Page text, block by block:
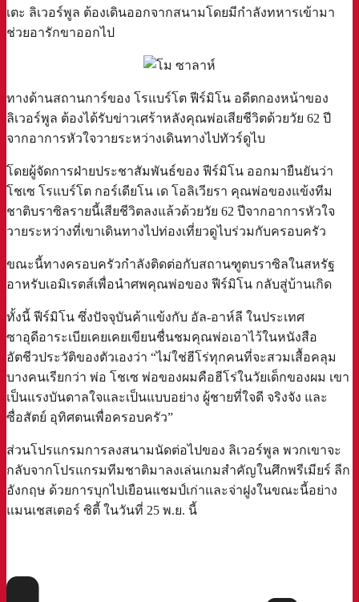
เตะ ลิเวอร์พูล ต้องเดินออกจากสนามโดยมีกำลังทหารเข้ามา
ช่วยอารักขาออกไป
ทางด้านสถานการ์ของ โรแบร์โต ฟีร์มิโน อดีตกองหน้าของ
ลิเวอร์พูล ต้องได้รับข่าวเศร้าหลังคุณพ่อเสียชีวิตด้วยวัย 62 ปี
จากอาการหัวใจวายระหว่างเดินทางไปทัวร์ดูไบ
โดยผู้จัดการฝ่ายประชาสัมพันธ์ของ ฟีร์มิโน ออกมายืนยันว่า
โชเซ โรแบร์โต กอร์เดียโน เด โอลิเวียรา คุณพ่อของแข้งทีม
ชาติบราซิลรายนี้เสียชีวิตลงแล้วด้วยวัย 62 ปีจากอาการหัวใจ
วายระหว่างที่เขาเดินทางไปท่องเที่ยวดูไบร่วมกับครอบครัว
ขณะนี้ทางครอบครัวกำลังติดต่อกับสถานฑูตบราซิลในสหรัฐ
อาหรับเอมิเรตส์เพื่อนำศพคุณพ่อของ ฟีร์มิโน กลับสู่บ้านเกิด
ทั้งนี้ ฟีร์มิโน ซึ่งปัจจุบันค้าแข้งกับ อัล-อาห์ลี ในประเทศ
ซาอุดีอาระเบียเคยเคยเขียนชื่นชมคุณพ่อเอาไว้ในหนังสือ
อัตชีวประวัติของตัวเองว่า “ไม่ใช่ฮีโร่ทุกคนที่จะสวมเสื้อคลุม
บางคนเรียกว่า พ่อ โชเซ พ่อของผมคือฮีโร่ในวัยเด็กของผม เขา
เป็นแรงบันดาลใจและเป็นแบบอย่าง ผู้ชายที่ใจดี จริงจัง และ
ซื่อสัตย์ อุทิศตนเพื่อครอบครัว”
ส่วนโปรแกรมการลงสนามนัดต่อไปของ ลิเวอร์พูล พวกเขาจะ
กลับจากโปรแกรมทีมชาติมาลงเล่นเกมสำคัญในศึกพรีเมียร์ ลีก
อังกฤษ ด้วยการบุกไปเยือนแชมป์เก่าและจ่าฝูงในขณะนี้อย่าง
แมนเชสเตอร์ ซิตี้ ในวันที่ 25 พ.ย. นี้